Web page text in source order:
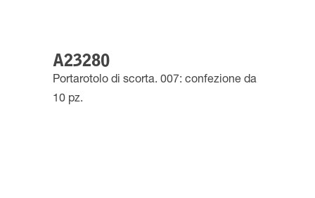
A23280
Portarotolo di scorta. 007: confezione da
10 pz.